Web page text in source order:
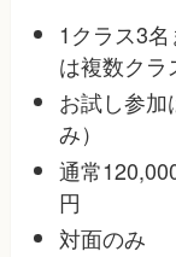
1クラス3
は複数クラ
お試し参
み）
通常
円
対面のみ